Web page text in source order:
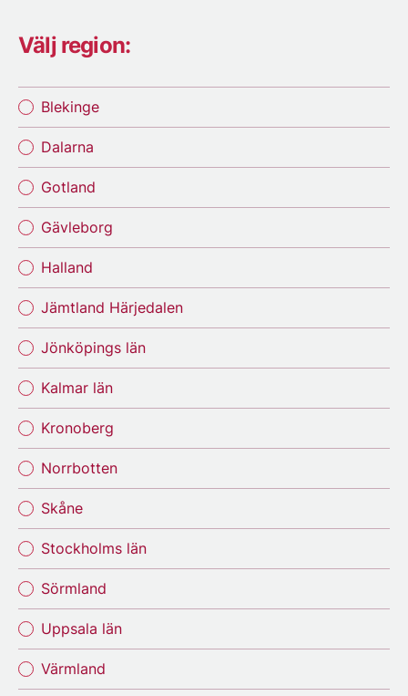
Välj region:
Blekinge
Dalarna
Gotland
Gävleborg
Halland
Jämtland Härjedalen
Jönköpings län
Kalmar län
Kronoberg
Norrbotten
Skåne
Stockholms län
Sörmland
Uppsala län
Värmland